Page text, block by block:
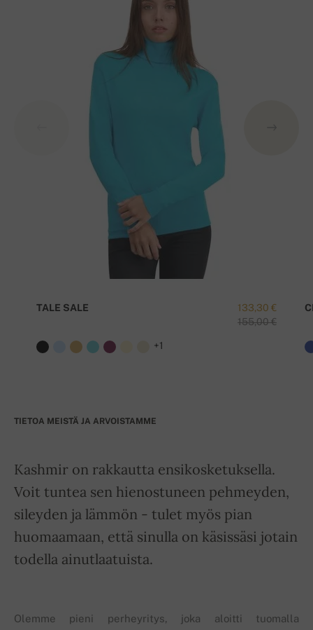
133,30 €
155,00 €
TALE SALE
+1
TIETOA MEISTÄ JA ARVOISTAMME
Kashmir on rakkautta ensikosketuksella.
Voit tuntea sen hienostuneen pehmeyden,
sileyden ja lämmön - tulet myös pian
huomaamaan, että sinulla on käsissäsi jotain
todella ainutlaatuista.
Olemme pieni perheyritys, joka aloitti tuomalla